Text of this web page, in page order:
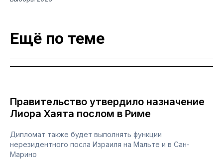
Ещё по теме
Правительство утвердило назначение
Лиора Хаята послом в Риме
Дипломат также будет выполнять функции
нерезидентного посла Израиля на Мальте и в Сан-
Марино